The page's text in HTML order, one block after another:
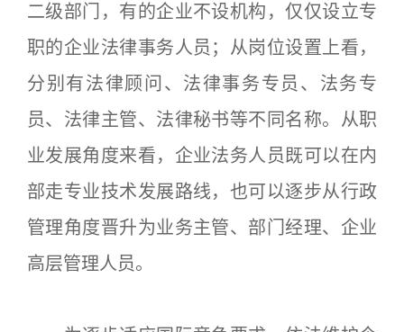
二级部门，有的企业不设机构，仅仅设立专
职的企业法律事务人员；从岗位设置上看，
分别有法律顾问、法律事务专员、法务专
员、法律主管、法律秘书等不同名称。从职
业发展角度来看，企业法务人员既可以在内
部走专业技术发展路线，也可以逐步从行政
管理角度晋升为业务主管、部门经理、企业
高层管理人员。